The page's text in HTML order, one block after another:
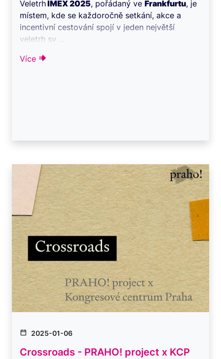
VeletrhIMEX 2025, pořádaný ve Frankfurtu, je
místem, kde se každoročně setkání, akce a
incentivní cestování spojí v jeden největší
veletrh sv ...
Více
2025-01-06
Crossroads - PRAHO! project x KCP